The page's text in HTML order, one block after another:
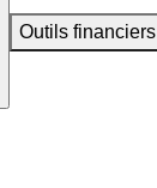
Outils financiers